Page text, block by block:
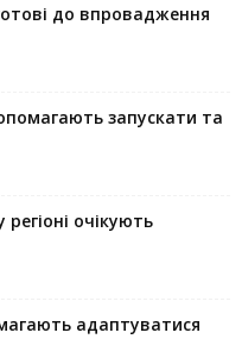
до впровадження
запускaти та
очікують
адаптуватися